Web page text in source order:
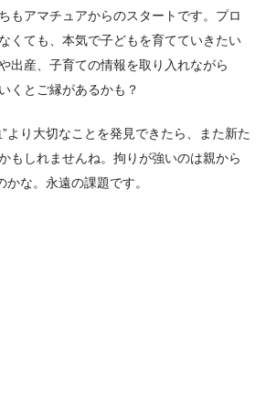
もアマチュアからのスタートです。プロ
くても、本気で子どもを育てていきたい
出産、子育ての情報を取り入れながら
くとご縁があるかも？
より大切なことを発見できたら、また新た
もしれませんね。拘りが強いのは親から
かな。永遠の課題です。